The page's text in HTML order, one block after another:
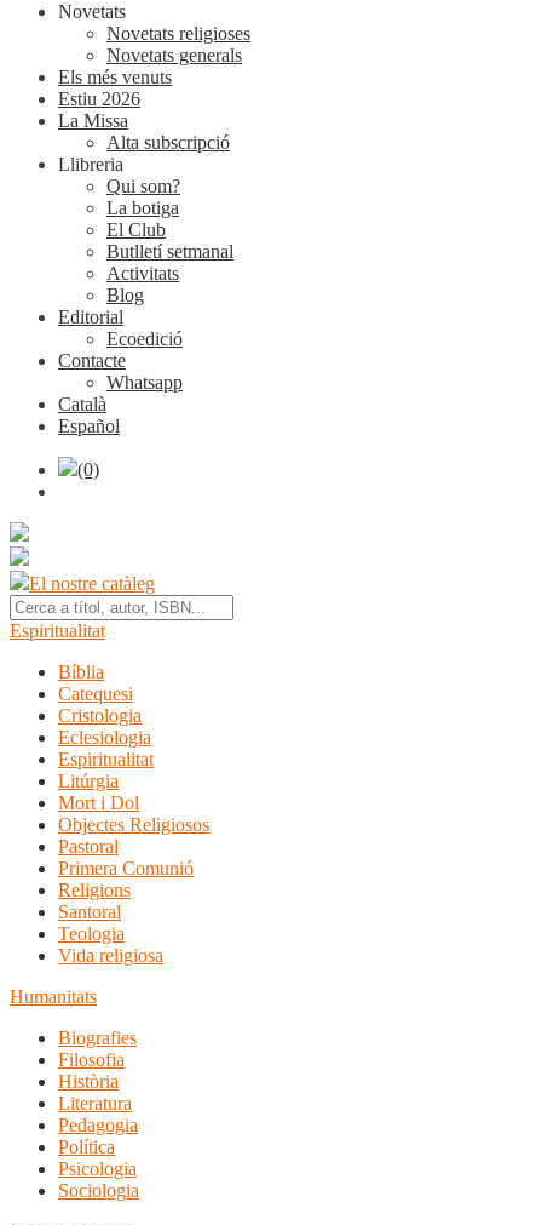
Novetats
Novetats religioses
Novetats generals
Els més venuts
Estiu 2026
La Missa
Alta subscripció
Llibreria
Qui som?
La botiga
El Club
Butlletí setmanal
Activitats
Blog
Editorial
Ecoedició
Contacte
Whatsapp
Català
Español
(0)
El nostre catàleg
Espiritualitat
Bíblia
Catequesi
Cristologia
Eclesiologia
Espiritualitat
Litúrgia
Mort i Dol
Objectes Religiosos
Pastoral
Primera Comunió
Religions
Santoral
Teologia
Vida religiosa
Humanitats
Biografies
Filosofia
Història
Literatura
Pedagogia
Política
Psicologia
Sociologia